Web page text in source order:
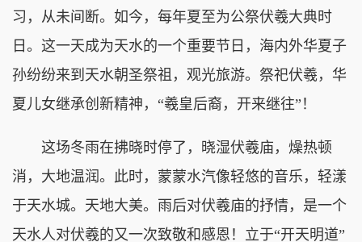
习，从未间断。如今，每年夏至为公祭伏羲大典时
日。这一天成为天水的一个重要节日，海内外华夏子
孙纷纷来到天水朝圣祭祖，观光旅游。祭祀伏羲，华
夏儿女继承创新精神，“羲皇后裔，开来继往”！
这场冬雨在拂晓时停了，晓湿伏羲庙，燥热顿
消，大地温润。此时，蒙蒙水汽像轻悠的音乐，轻漾
于天水城。天地大美。雨后对伏羲庙的抒情，是一个
天水人对伏羲的又一次致敬和感恩！立于“开天明道”